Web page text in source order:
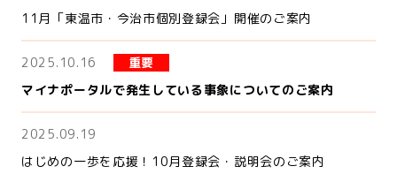
11月「東温市・今治市個別登録会」開催のご案内
2025.10.16
重要
マイナポータルで発生している事象についてのご案内
2025.09.19
はじめの一歩を応援！10月登録会・説明会のご案内